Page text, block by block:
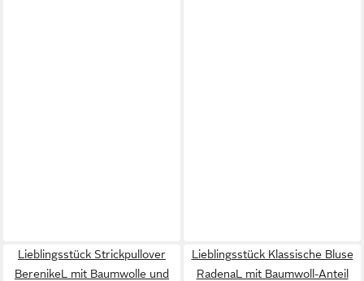
Lieblingsstück Strickpullover
BerenikeL mit Baumwolle und
Lieblingsstück Klassische Bluse
RadenaL mit Baumwoll-Anteil